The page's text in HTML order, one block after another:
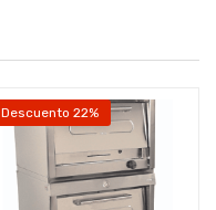
Descuento 22%